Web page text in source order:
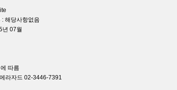
해당사항없음
년 07월
따름
라자드 02-3446-7391